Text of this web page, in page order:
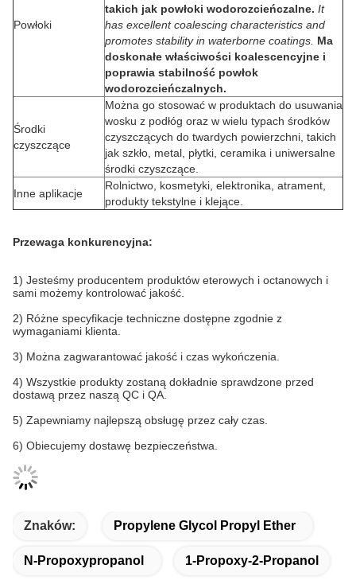
Powłoki
takich jak powłoki wodorozcieńczalne. It
has excellent coalescing characteristics and
promotes stability in waterborne coatings. Ma
doskonałe właściwości koalescencyjne i
poprawia stabilność powłok
wodorozcieńczalnych.
Środki
czyszczące
Można go stosować w produktach do usuwania
wosku z podłóg oraz w wielu typach środków
czyszczących do twardych powierzchni, takich
jak szkło, metal, płytki, ceramika i uniwersalne
środki czyszczące.
Inne aplikacje
Rolnictwo, kosmetyki, elektronika, atrament,
produkty tekstylne i klejące.
Przewaga konkurencyjna:
1) Jesteśmy producentem produktów eterowych i octanowych i
sami możemy kontrolować jakość.
2) Różne specyfikacje techniczne dostępne zgodnie z
wymaganiami klienta.
3) Można zagwarantować jakość i czas wykończenia.
4) Wszystkie produkty zostaną dokładnie sprawdzone przed
dostawą przez naszą QC i QA.
5) Zapewniamy najlepszą obsługę przez cały czas.
6) Obiecujemy dostawę bezpieczeństwa.
Znaków: Propylene Glycol Propyl Ether
N-Propoxypropanol 1-Propoxy-2-Propanol